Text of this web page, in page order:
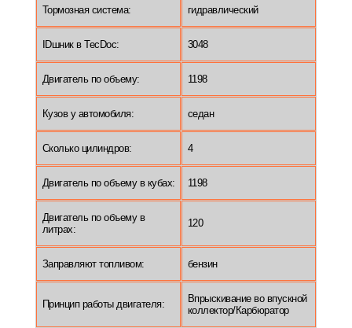
Тормозная система: гидравлический
IDшник в TecDoc: 3048
Двигатель по объему: 1198
Кузов у автомобиля: седан
Сколько цилиндров: 4
Двигатель по объему в кубах: 1198
Двигатель по объему в
литрах:
120
Заправляют топливом: бензин
Принцип работы двигателя:
Впрыскивание во впускной
коллектор/Карбюратор